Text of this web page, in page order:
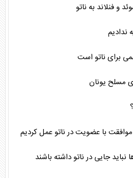
و فنلاند به ناتو
ندادیم
برای ناتو است
مسلح یونان
با عضویت در ناتو عمل کردیم
جایی در ناتو داشته باشند